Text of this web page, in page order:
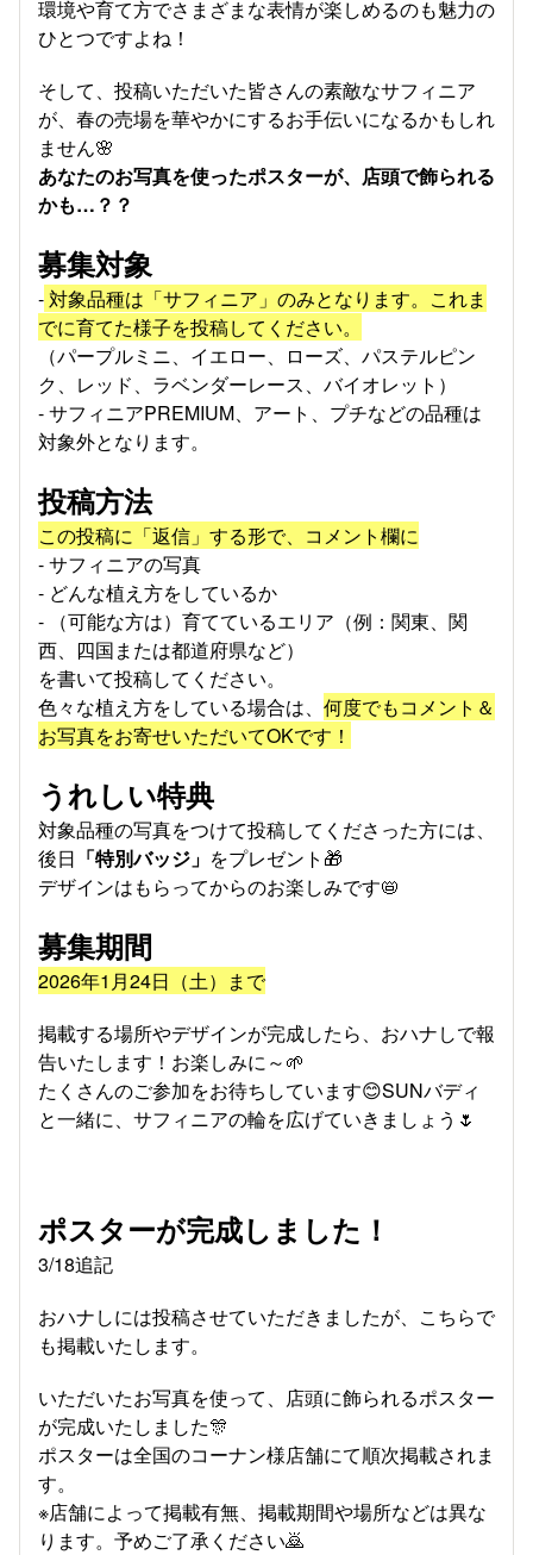
環境や育て方でさまざまな表情が楽しめるのも魅力の
ひとつですよね！
そして、投稿いただいた皆さんの素敵なサフィニア
が、春の売場を華やかにするお手伝いになるかもしれ
ません🌸
あなたのお写真を使ったポスターが、店頭で飾られる
かも…？？
募集対象
-対象品種は「サフィニア」のみとなります。これま
でに育てた様子を投稿してください。
（パープルミニ、イエロー、ローズ、パステルピン
ク、レッド、ラベンダーレース、バイオレット）
- サフィニアPREMIUM、アート、プチなどの品種は
対象外となります。
投稿方法
この投稿に「返信」する形で、コメント欄に
- サフィニアの写真
- どんな植え方をしているか
- （可能な方は）育てているエリア（例：関東、関
西、四国または都道府県など）
を書いて投稿してください。
色々な植え方をしている場合は、 何度でもコメント＆
お写真をお寄せいただいてOKです！
うれしい特典
対象品種の写真をつけて投稿してくださった方には、
後日 「特別バッジ」 をプレゼント🎁
デザインはもらってからのお楽しみです📛
募集期間
2026年1月24日（土）まで
掲載する場所やデザインが完成したら、おハナしで報
告いたします！お楽しみに～🌱
たくさんのご参加をお待ちしています😊SUNバディ
と一緒に、サフィニアの輪を広げていきましょう🌷
ポスターが完成しました！
3/18追記
おハナしには投稿させていただきましたが、こちらで
も掲載いたします。
いただいたお写真を使って、店頭に飾られるポスター
が完成いたしました🎊
ポスターは全国のコーナン様店舗にて順次掲載されま
す。
※店舗によって掲載有無、掲載期間や場所などは異な
ります。予めご了承ください🙇